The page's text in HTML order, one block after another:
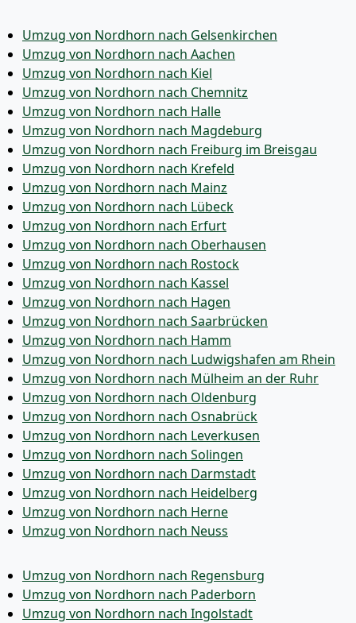
Umzug von Nordhorn nach Gelsenkirchen
Umzug von Nordhorn nach Aachen
Umzug von Nordhorn nach Kiel
Umzug von Nordhorn nach Chemnitz
Umzug von Nordhorn nach Halle
Umzug von Nordhorn nach Magdeburg
Umzug von Nordhorn nach Freiburg im Breisgau
Umzug von Nordhorn nach Krefeld
Umzug von Nordhorn nach Mainz
Umzug von Nordhorn nach Lübeck
Umzug von Nordhorn nach Erfurt
Umzug von Nordhorn nach Oberhausen
Umzug von Nordhorn nach Rostock
Umzug von Nordhorn nach Kassel
Umzug von Nordhorn nach Hagen
Umzug von Nordhorn nach Saarbrücken
Umzug von Nordhorn nach Hamm
Umzug von Nordhorn nach Ludwigshafen am Rhein
Umzug von Nordhorn nach Mülheim an der Ruhr
Umzug von Nordhorn nach Oldenburg
Umzug von Nordhorn nach Osnabrück
Umzug von Nordhorn nach Leverkusen
Umzug von Nordhorn nach Solingen
Umzug von Nordhorn nach Darmstadt
Umzug von Nordhorn nach Heidelberg
Umzug von Nordhorn nach Herne
Umzug von Nordhorn nach Neuss
Umzug von Nordhorn nach Regensburg
Umzug von Nordhorn nach Paderborn
Umzug von Nordhorn nach Ingolstadt